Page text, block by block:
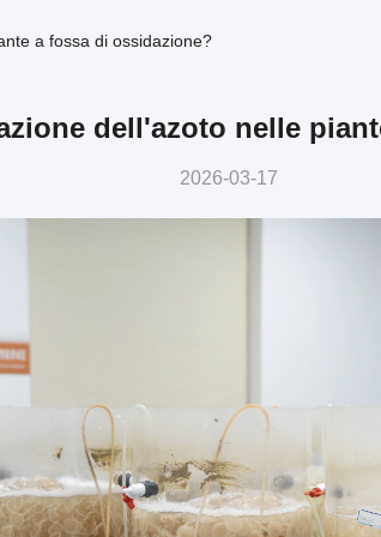
a fossa di ossidazione?
dell'azoto nelle
2026-03-17